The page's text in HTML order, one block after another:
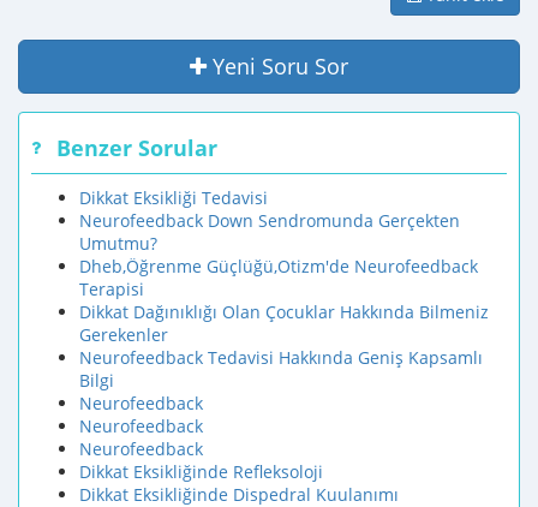
Yeni Soru Sor
Benzer Sorular
Dikkat Eksikliği Tedavisi
Neurofeedback Down Sendromunda Gerçekten
Umutmu?
Dheb,Öğrenme Güçlüğü,Otizm'de Neurofeedback
Terapisi
Dikkat Dağınıklığı Olan Çocuklar Hakkında Bilmeniz
Gerekenler
Neurofeedback Tedavisi Hakkında Geniş Kapsamlı
Bilgi
Neurofeedback
Neurofeedback
Neurofeedback
Dikkat Eksikliğinde Refleksoloji
Dikkat Eksikliğinde Dispedral Kuulanımı